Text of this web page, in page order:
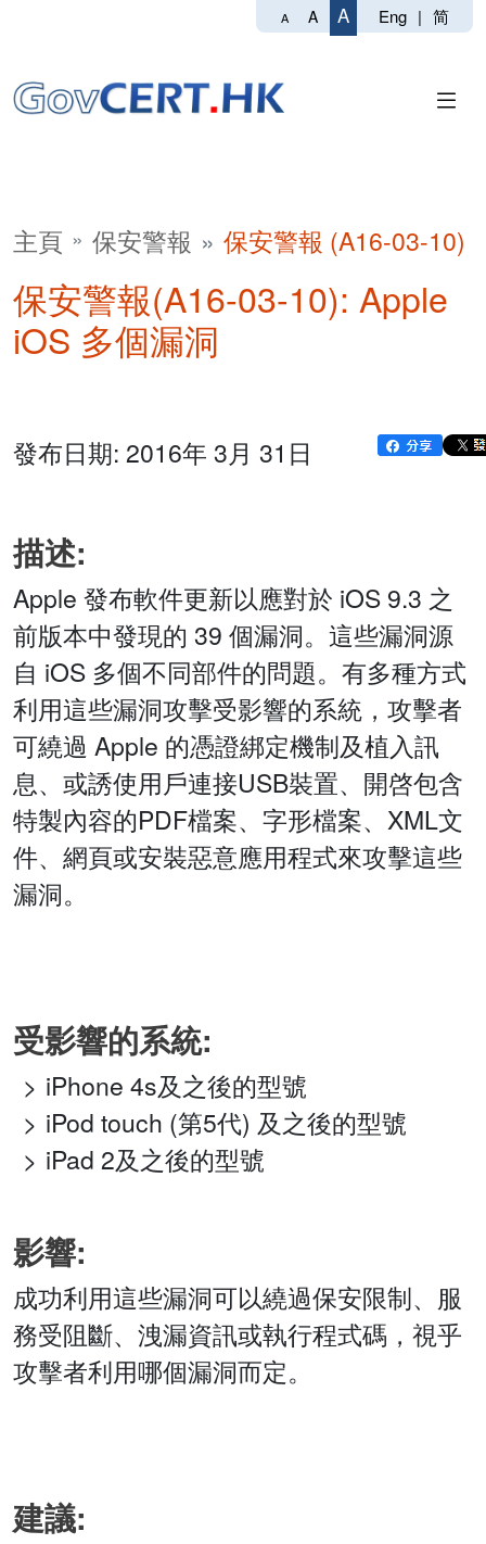
A A A Eng | 简
主頁 保安警報 保安警報 (A16-03-10)
保安警報(A16-03-10): Apple
iOS 多個漏洞
發布日期: 2016年 3月 31日
描述:
Apple 發布軟件更新以應對於 iOS 9.3 之
前版本中發現的 39 個漏洞。這些漏洞源
自 iOS 多個不同部件的問題。有多種方式
利用這些漏洞攻擊受影響的系統，攻擊者
可繞過 Apple 的憑證綁定機制及植入訊
息、或誘使用戶連接USB裝置、開啓包含
特製內容的PDF檔案、字形檔案、XML文
件、網頁或安裝惡意應用程式來攻擊這些
漏洞。
受影響的系統:
iPhone 4s及之後的型號
iPod touch (第5代) 及之後的型號
iPad 2及之後的型號
影響:
成功利用這些漏洞可以繞過保安限制、服
務受阻斷、洩漏資訊或執行程式碼，視乎
攻擊者利用哪個漏洞而定。
建議: